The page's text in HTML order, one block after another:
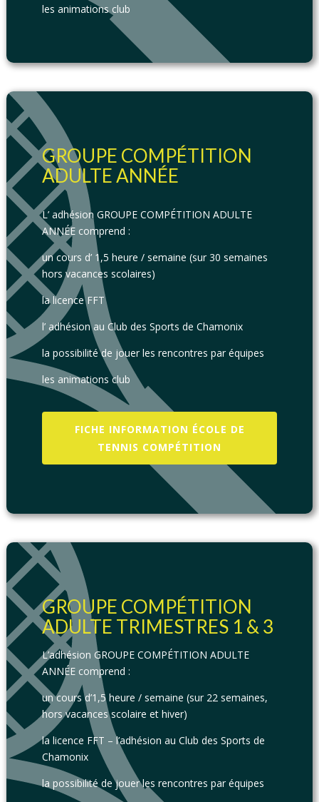
les animations club
GROUPE COMPÉTITION
ADULTE ANNÉE
L’ adhésion GROUPE COMPÉTITION ADULTE
ANNÉE comprend :
un cours d’ 1,5 heure / semaine (sur 30 semaines
hors vacances scolaires)
la licence FFT
l’ adhésion au Club des Sports de Chamonix
la possibilité de jouer les rencontres par équipes
les animations club
FICHE INFORMATION ÉCOLE DE
TENNIS COMPÉTITION
GROUPE COMPÉTITION
ADULTE TRIMESTRES 1 & 3
L’adhésion GROUPE COMPÉTITION ADULTE
ANNÉE comprend :
un cours d’1,5 heure / semaine (sur 22 semaines,
hors vacances scolaire et hiver)
la licence FFT – l’adhésion au Club des Sports de
Chamonix
la possibilité de jouer les rencontres par équipes